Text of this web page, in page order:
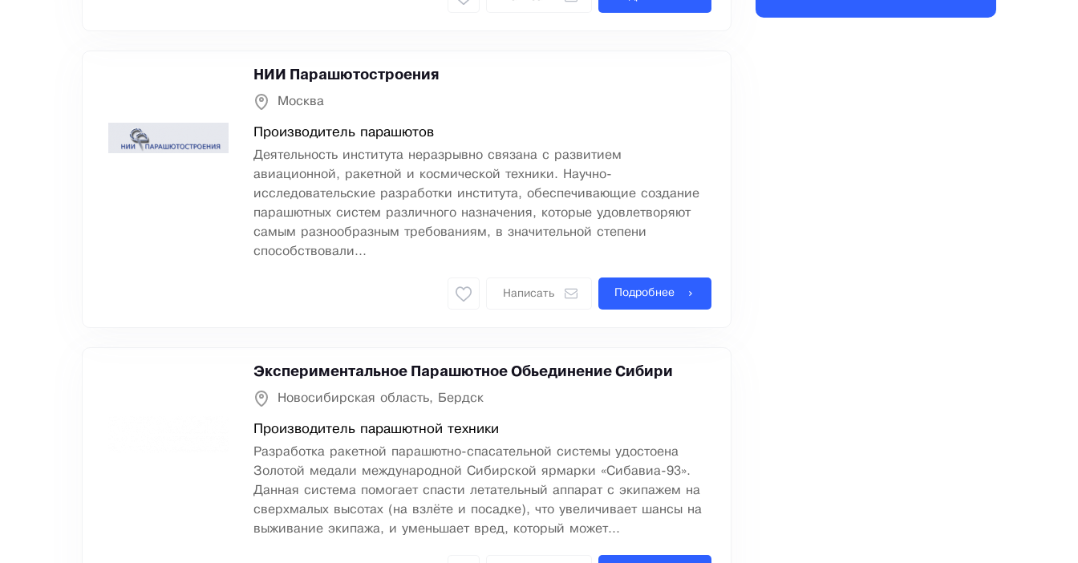
НИИ Парашютостроения
Москва
Производитель парашютов
Деятельность института неразрывно связана с развитием
авиационной, ракетной и космической техники. Научно-
исследовательские разработки института, обеспечивающие создание
парашютных систем различного назначения, которые удовлетворяют
самым разнообразным требованиям, в значительной степени
способствовали...
Написать Подробнее
Экспериментальное Парашютное Обьединение Сибири
Новосибирская область, Бердск
Производитель парашютной техники
Разработка ракетной парашютно-спасательной системы удостоена
Золотой медали международной Сибирской ярмарки «Сибавиа-93».
Данная система помогает спасти летательный аппарат с экипажем на
сверхмалых высотах (на взлёте и посадке), что увеличивает шансы на
выживание экипажа, и уменьшает вред, который может...